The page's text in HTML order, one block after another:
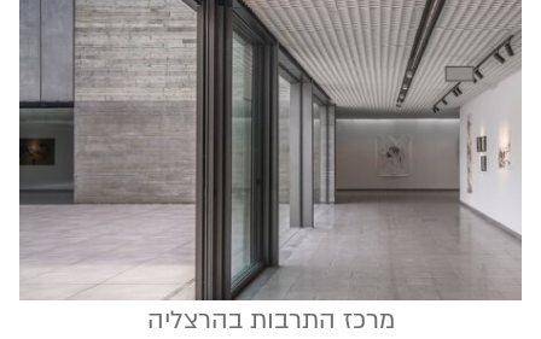
מרכז התרבות בהרצליה